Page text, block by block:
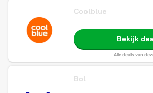
Coolblue
Bekijk
Alle deals van
Bol